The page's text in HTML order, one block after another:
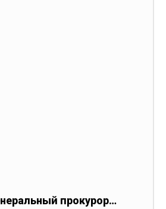
прокурор…